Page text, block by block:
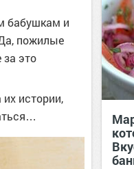
бабушкам и
пожилые
это
истории,